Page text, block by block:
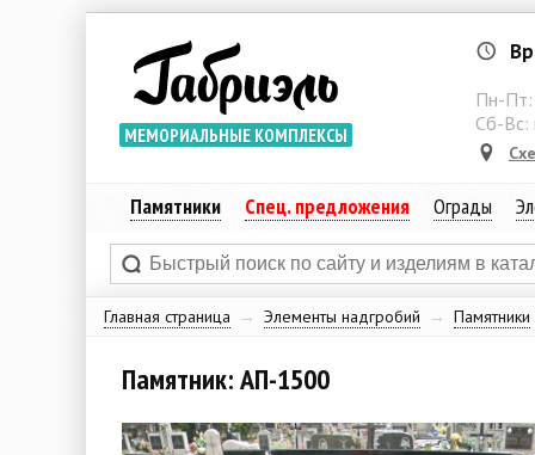
МЕМОРИАЛЬНЫЕ КОМПЛЕКСЫ
Пн-
Сб-Вс:
Памятники Спец. предложения Ограды
Главная страница → Элементы надгробий → Памятники
Памятник: АП-1500